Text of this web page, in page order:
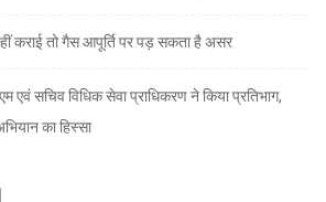
कराई तो गैस आपूर्ति पर पड़ सकता है असर
एवं सचिव विधिक सेवा प्राधिकरण ने किया प्रतिभाग,
का हिस्सा